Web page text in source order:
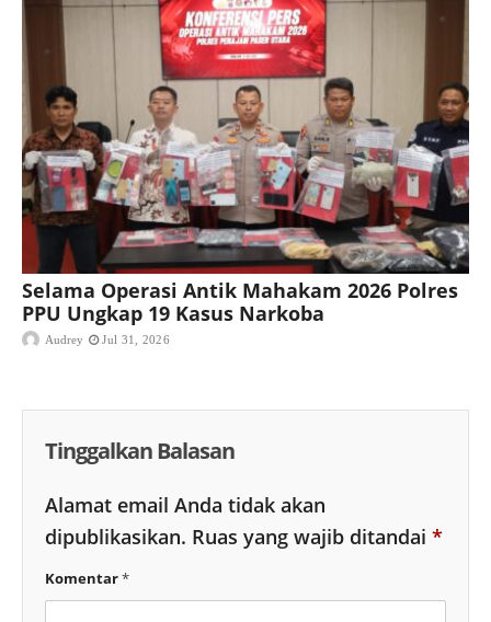
Selama Operasi Antik Mahakam 2026 Polres
PPU Ungkap 19 Kasus Narkoba
Audrey Jul 31, 2026
Tinggalkan Balasan
Alamat email Anda tidak akan
dipublikasikan. Ruas yang wajib ditandai *
Komentar*